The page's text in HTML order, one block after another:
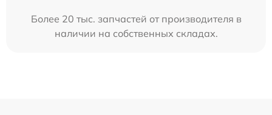
Более 20 тыс. запчастей от производителя в
наличии на собственных складах.